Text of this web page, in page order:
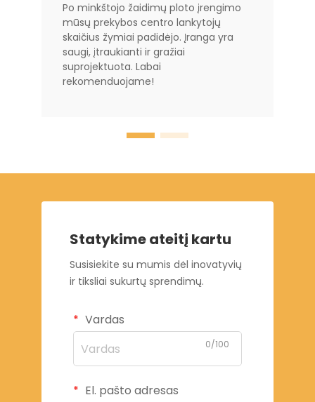
Po minkštojo žaidimų ploto įrengimo
mūsų prekybos centro lankytojų
skaičius žymiai padidėjo. Įranga yra
saugi, įtraukianti ir gražiai
suprojektuota. Labai
rekomenduojame!
Statykime ateitį kartu
Susisiekite su mumis dėl inovatyvių
ir tiksliai sukurtų sprendimų.
Vardas
0/100
El. pašto adresas